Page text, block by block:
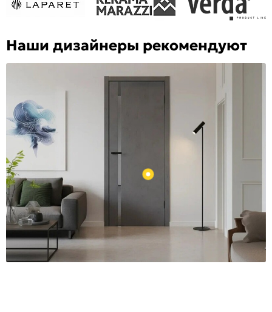
Наши дизайнеры рекомендуют